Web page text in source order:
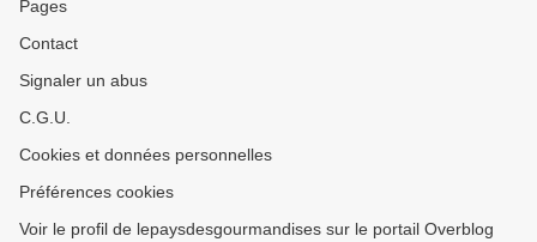
Pages
Contact
Signaler un abus
C.G.U.
Cookies et données personnelles
Préférences cookies
Voir le profil de lepaysdesgourmandises sur le portail Overblog